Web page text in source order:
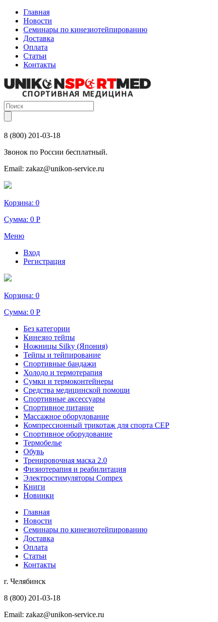
Главная
Новости
Семинары по кинезиотейпированию
Доставка
Оплата
Статьи
Контакты
8 (800) 201-03-18
Звонок по России бесплатный.
Email: zakaz@unikon-service.ru
Корзина: 0
Сумма: 0 Р
Меню
Вход
Регистрация
Корзина: 0
Сумма: 0 Р
Без категории
Кинезио тейпы
Ножницы Silky (Япония)
Тейпы и тейпирование
Спортивные бандажи
Холодо и термотерапия
Сумки и термоконтейнеры
Средства медицинской помощи
Спортивные аксессуары
Спортивное питание
Массажное оборудование
Компрессионный трикотаж для спорта СЕР
Спортивное оборудование
Термобелье
Обувь
Тренировочная маска 2.0
Физиотерапия и реабилитация
Электростимуляторы Compex
Книги
Новинки
Главная
Новости
Семинары по кинезиотейпированию
Доставка
Оплата
Статьи
Контакты
г. Челябинск
8 (800) 201-03-18
Email: zakaz@unikon-service.ru